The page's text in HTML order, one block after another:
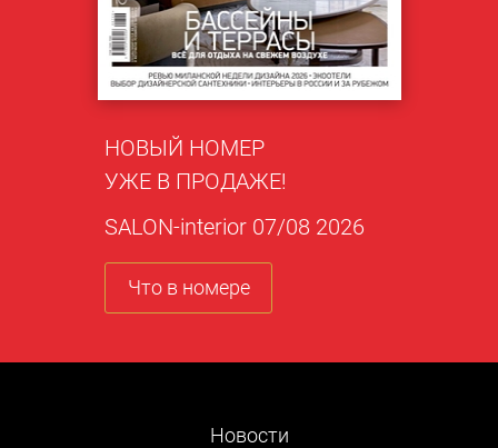
НОВЫЙ НОМЕР
УЖЕ В ПРОДАЖЕ!
SALON-interior 07/08 2026
Что в номере
Новости